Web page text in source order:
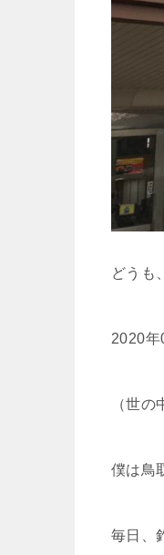
どうも
2020年
（世
僕は鳥
毎日、